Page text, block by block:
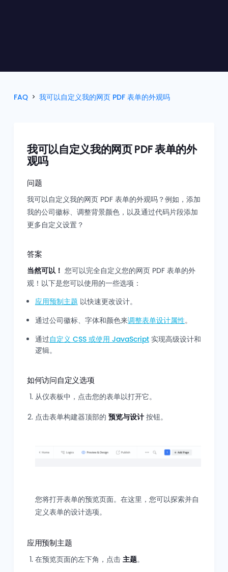
FAQ 我可以自定义我的网页 PDF 表单的外观吗
我可以自定义我的网页 PDF 表单的外
观吗
问题
我可以自定义我的网页 PDF 表单的外观吗？例如，添加
我的公司徽标、调整背景颜色，以及通过代码片段添加
更多自定义设置？
答案
当然可以！ 您可以完全自定义您的网页 PDF 表单的外
观！以下是您可以使用的一些选项：
应用预制主题 以快速更改设计。
通过公司徽标、字体和颜色来调整表单设计属性。
通过自定义 CSS 或使用 JavaScript实现高级设计和
逻辑。
如何访问自定义选项
从仪表板中，点击您的表单以打开它。
点击表单构建器顶部的 预览与设计按钮。
您将打开表单的预览页面。在这里，您可以探索并自
定义表单的设计选项。
应用预制主题
在预览页面的左下角，点击 主题。